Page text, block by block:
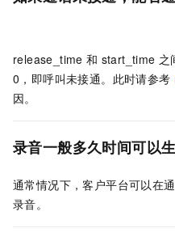
release_time 和 start_time 之
0，即呼叫未接通。此时请参考
因。
录音一般多久时间可以
通常情况下，客户平台可以在
录音。